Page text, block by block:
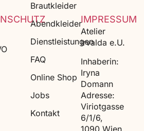
Brautkleider
Abendkleider
Dienstleistungen
FAQ
Online Shop
Jobs
Kontakt
IMPRESSUM
Atelier
Irvalda e.U.
Inhaberin:
Iryna
Domann
Adresse:
Viriotgasse
6/1/6,
1090 Wien